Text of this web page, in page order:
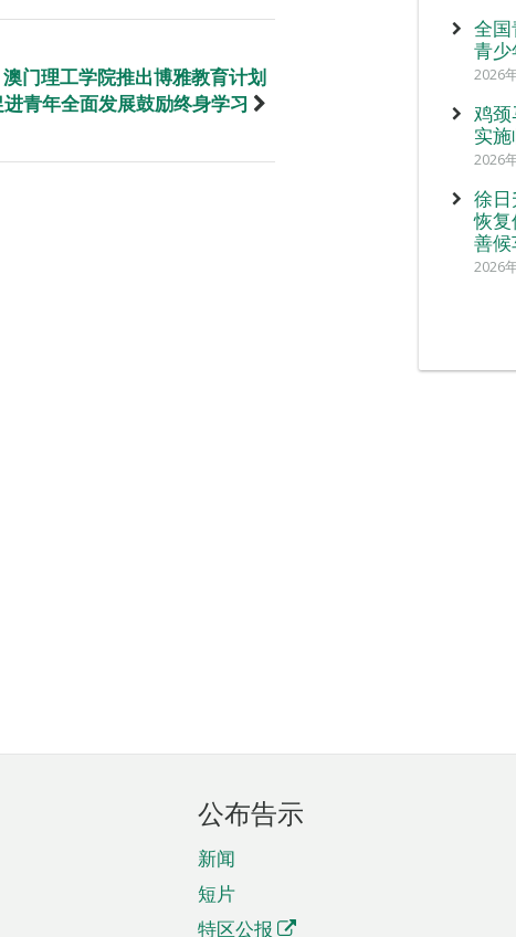
澳门理工学院推出博雅教育计划
青年全面发展鼓励终身学习
全
青
2026
鸡
实
2026
徐
恢
善
2026
公布告示
新闻
短片
特区公报